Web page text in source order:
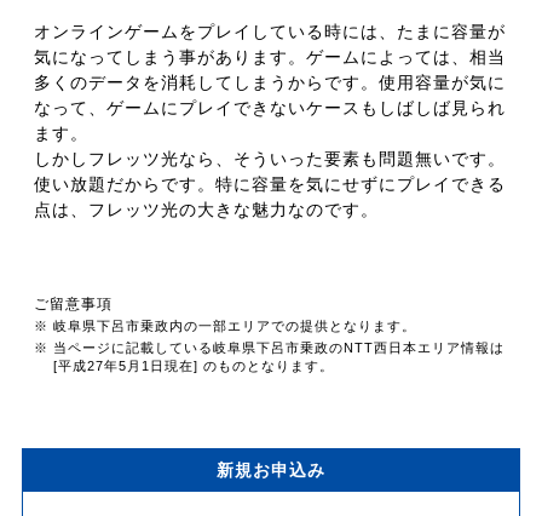
オンラインゲームをプレイしている時には、たまに容量が
気になってしまう事があります。ゲームによっては、相当
多くのデータを消耗してしまうからです。使用容量が気に
なって、ゲームにプレイできないケースもしばしば見られ
ます。
しかしフレッツ光なら、そういった要素も問題無いです。
使い放題だからです。特に容量を気にせずにプレイできる
点は、フレッツ光の大きな魅力なのです。
ご留意事項
※ 岐阜県下呂市乗政内の一部エリアでの提供となります。
※ 当ページに記載している岐阜県下呂市乗政のNTT西日本エリア情報は
[平成27年5月1日現在] のものとなります。
新規お申込み